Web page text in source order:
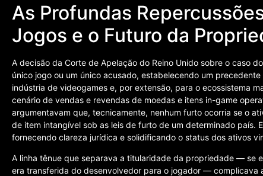
As Profundas
Jogos e o Futuro da
A decisão da Corte de Apelação do Reino Unido sobre o caso
único jogo ou um único acusado, estabelecendo um
indústria de videogames e, por extensão, para o ecossistema
cenário de vendas e revendas de moedas e itens in-game
argumentavam que, tecnicamente, nenhum furto ocorria se o
de item intangível sob as leis de furto de um determinado país.
fornecendo clareza jurídica e solidificando o status dos ativos
A linha tênue que separava a titularidade da propriedade — se
era transferida do desenvolvedor para o jogador — complicava